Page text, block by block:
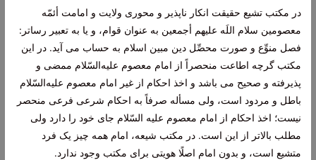
در مکتب تشیع حقیقت انکار ناپذیر و محورى ولایت و امامت أئمّه
معصومین سلام اللَه علیهم أجمعین به عنوان قوام، و یا به تعبیر رساتر:
فصل منوِّع و صورت محصِّل دین مبین اسلام به حساب مى ‌آید. در این
مکتب گرچه اطاعت منحصراً از امام معصوم علیه‌السّلام ممضى و
پذیرفته و صحیح مى ‌باشد و اخذ احکام از غیر امام معصوم علیه‌السّلام
باطل و مردود است، ولى مسأله صرفاً به احکام شرعى فرعى منحصر
نیست؛ اخذ احکام از امام معصوم علیه السّلام جاى خود را دارد ولى
مطلب بالاتر از این است. در مکتب شیعه، امام همه چیز یک فرد
متشیع است، و بدون امام اصلًا هویتى براى مکتب وجود ندارد.